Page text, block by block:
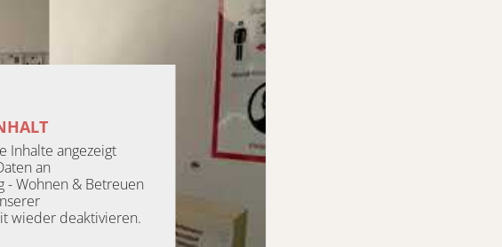
Inhalte angezeigt
an
Wohnen & Betreuen
wieder deaktivieren.